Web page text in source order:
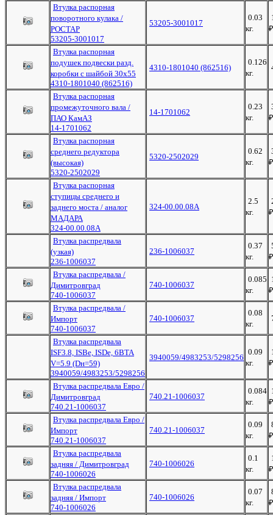
Втулка распорная
поворотного кулака /
РОСТАР
53205-3001017
53205-3001017
0.03
кг.
₽
Втулка распорная
подушек подвески разд.
коробки с шайбой 30х55
4310-1801040 (862516)
4310-1801040 (862516)
0.126
кг.
Втулка распорная
промежуточного вала /
ПАО КамАЗ
14-1701062
14-1701062
0.23
кг.
₽
Втулка распорная
среднего редуктора
(высокая)
5320-2502029
5320-2502029
0.62
кг.
₽
Втулка распорная
ступицы среднего и
заднего моста / аналог
МАДАРА
324-00.00.08А
324-00.00.08А
2.5
кг.
₽
Втулка распредвала
(узкая)
236-1006037
236-1006037
0.37
кг.
₽
Втулка распредвала /
Димитровград
740-1006037
740-1006037
0.085
кг.
₽
Втулка распредвала /
Импорт
740-1006037
740-1006037
0.08
кг.
Втулка распредвала
ISF3.8, ISBe, ISDe, 6BTA
V=5.9 (Dн=59)
3940059/4983253/5298256
3940059/4983253/5298256
0.09
кг.
₽
Втулка распредвала Евро /
Димитровград
740.21-1006037
740.21-1006037
0.084
кг.
₽
Втулка распредвала Евро /
Импорт
740.21-1006037
740.21-1006037
0.09
кг.
₽
Втулка распредвала
задняя / Димитровград
740-1006026
740-1006026
0.1
кг.
₽
Втулка распредвала
задняя / Импорт
740-1006026
740-1006026
0.07
кг.
₽